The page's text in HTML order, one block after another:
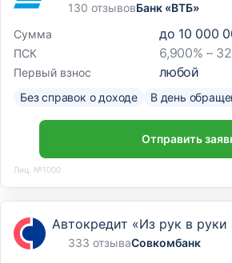
130 отзывовБанк «ВТБ»
Сумма
до 10 000
ПСК 6,900% –
Первый взнос любой
Без справок о доходе В день
Отправить
Лиц. №1000
Автокредит «Из рук в
333 отзываСовкомбанк